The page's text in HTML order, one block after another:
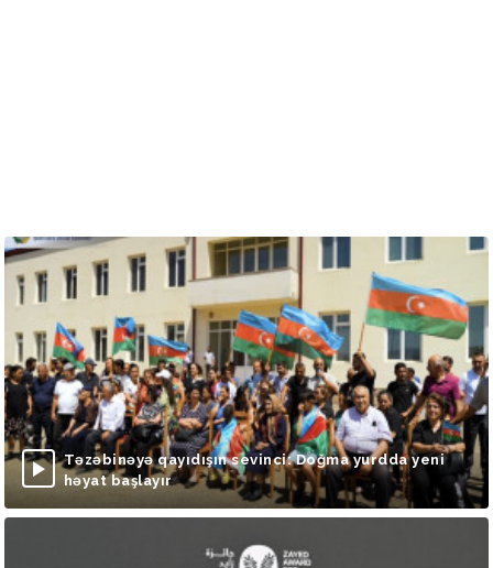
Təzəbinəyə qayıdışın sevinci: Doğma yurdda yeni
həyat başlayır